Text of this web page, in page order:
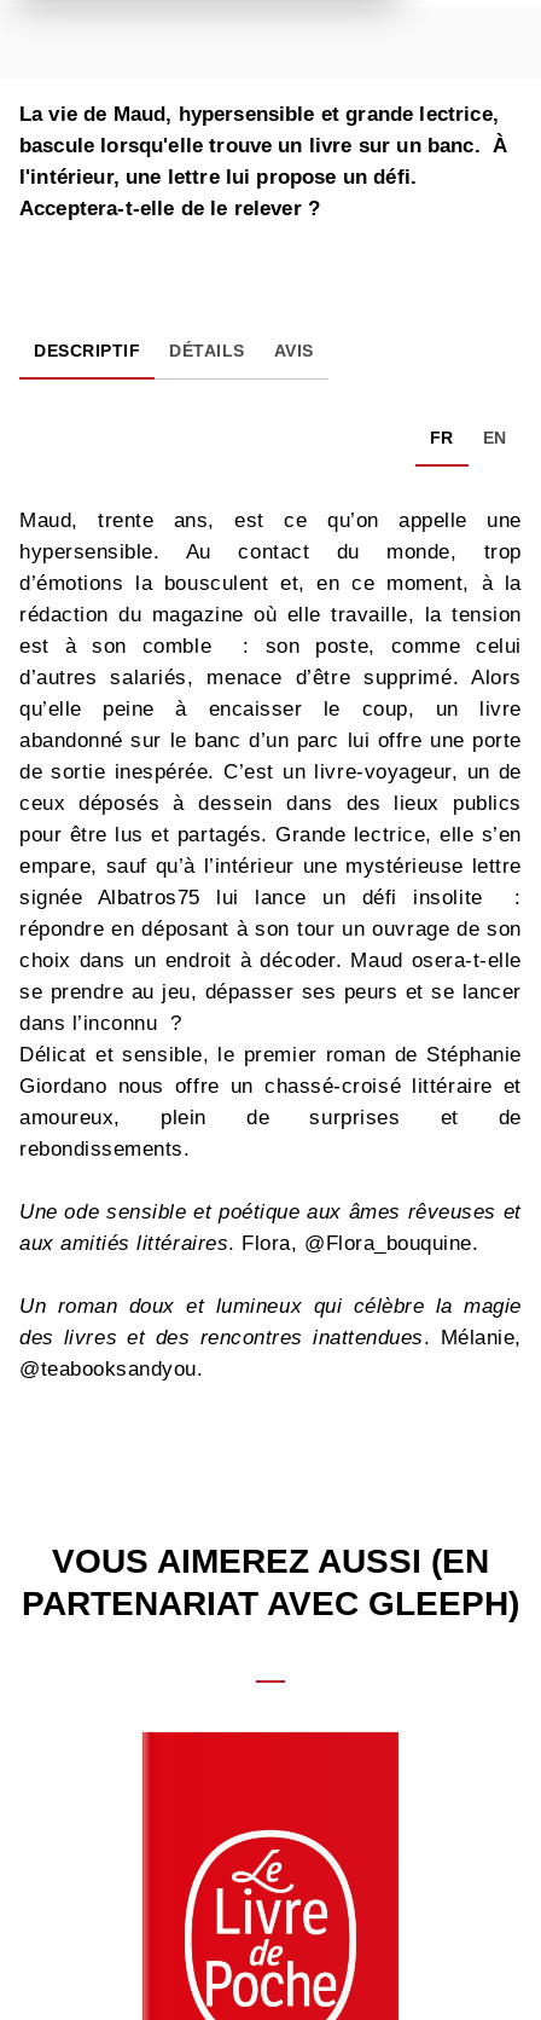
La vie de Maud, hypersensible et grande lectrice,
bascule lorsqu'elle trouve un livre sur un banc. À
l'intérieur, une lettre lui propose un défi.
Acceptera-t-elle de le relever ?
DESCRIPTIF DÉTAILS AVIS
FR EN
Maud, trente ans, est ce qu’on appelle une
hypersensible. Au contact du monde, trop
d’émotions la bousculent et, en ce moment, à la
rédaction du magazine où elle travaille, la tension
est à son comble : son poste, comme celui
d’autres salariés, menace d’être supprimé. Alors
qu’elle peine à encaisser le coup, un livre
abandonné sur le banc d’un parc lui offre une porte
de sortie inespérée. C’est un livre-voyageur, un de
ceux déposés à dessein dans des lieux publics
pour être lus et partagés. Grande lectrice, elle s’en
empare, sauf qu’à l’intérieur une mystérieuse lettre
signée Albatros75 lui lance un défi insolite :
répondre en déposant à son tour un ouvrage de son
choix dans un endroit à décoder. Maud osera-t-elle
se prendre au jeu, dépasser ses peurs et se lancer
dans l’inconnu ?
Délicat et sensible, le premier roman de Stéphanie
Giordano nous offre un chassé-croisé littéraire et
amoureux, plein de surprises et de
rebondissements.
Une ode sensible et poétique aux âmes rêveuses et
aux amitiés littéraires. Flora, @Flora_bouquine.
Un roman doux et lumineux qui célèbre la magie
des livres et des rencontres inattendues. Mélanie,
@teabooksandyou.
VOUS AIMEREZ AUSSI (EN
PARTENARIAT AVEC GLEEPH)